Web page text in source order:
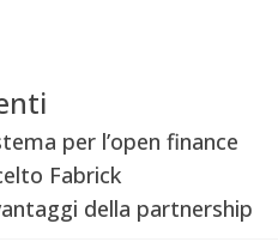
per l’open finance
Fabrick
della partnership